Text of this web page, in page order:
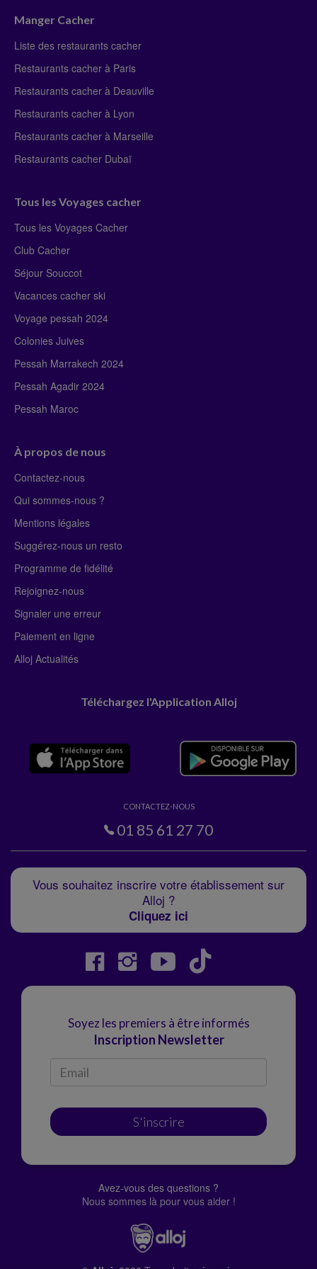
Manger Cacher
Liste des restaurants cacher
Restaurants cacher à Paris
Restaurants cacher à Deauville
Restaurants cacher à Lyon
Restaurants cacher à Marseille
Restaurants cacher Dubaï
Tous les Voyages cacher
Tous les Voyages Cacher
Club Cacher
Séjour Souccot
Vacances cacher ski
Voyage pessah 2024
Colonies Juives
Pessah Marrakech 2024
Pessah Agadir 2024
Pessah Maroc
À propos de nous
Contactez-nous
Qui sommes-nous ?
Mentions légales
Suggérez-nous un resto
Programme de fidélité
Rejoignez-nous
Signaler une erreur
Paiement en ligne
Alloj Actualités
Téléchargez l'Application Alloj
CONTACTEZ-NOUS
01 85 61 27 70
Vous souhaitez inscrire votre établissement sur
Alloj ?
Cliquez ici
Soyez les premiers à être informés
Inscription Newsletter
S'inscrire
Avez-vous des questions ?
Nous sommes là pour vous aider !